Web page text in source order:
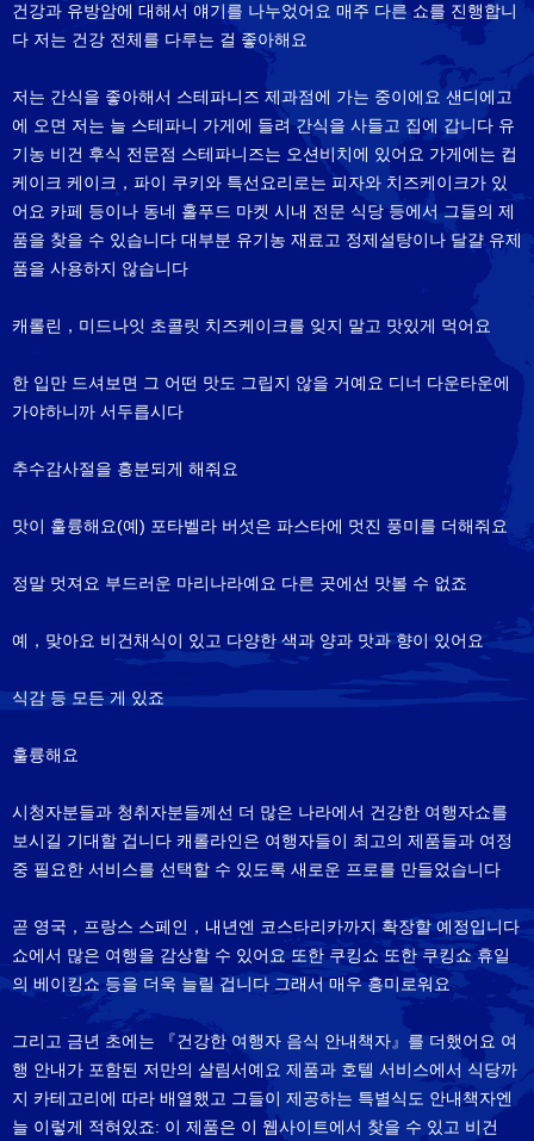
건강과 유방암에 대해서 얘기를 나누었어요 매주 다른 쇼를 진행합니
다 저는 건강 전체를 다루는 걸 좋아해요
저는 간식을 좋아해서 스테파니즈 제과점에 가는 중이에요 샌디에고
에 오면 저는 늘 스테파니 가게에 들려 간식을 사들고 집에 갑니다 유
기농 비건 후식 전문점 스테파니즈는 오션비치에 있어요 가게에는 컵
케이크 케이크，파이 쿠키와 특선요리로는 피자와 치즈케이크가 있
어요 카페 등이나 동네 홀푸드 마켓 시내 전문 식당 등에서 그들의 제
품을 찾을 수 있습니다 대부분 유기농 재료고 정제설탕이나 달걀 유제
품을 사용하지 않습니다
캐롤린，미드나잇 초콜릿 치즈케이크를 잊지 말고 맛있게 먹어요
한 입만 드셔보면 그 어떤 맛도 그립지 않을 거예요 디너 다운타운에
가야하니까 서두릅시다
추수감사절을 흥분되게 해줘요
맛이 훌륭해요(예) 포타벨라 버섯은 파스타에 멋진 풍미를 더해줘요
정말 멋져요 부드러운 마리나라예요 다른 곳에선 맛볼 수 없죠
예，맞아요 비건채식이 있고 다양한 색과 양과 맛과 향이 있어요
식감 등 모든 게 있죠
훌륭해요
시청자분들과 청취자분들께선 더 많은 나라에서 건강한 여행자쇼를
보시길 기대할 겁니다 캐롤라인은 여행자들이 최고의 제품들과 여정
중 필요한 서비스를 선택할 수 있도록 새로운 프로를 만들었습니다
곧 영국，프랑스 스페인，내년엔 코스타리카까지 확장할 예정입니다
쇼에서 많은 여행을 감상할 수 있어요 또한 쿠킹쇼 또한 쿠킹쇼 휴일
의 베이킹쇼 등을 더욱 늘릴 겁니다 그래서 매우 흥미로워요
그리고 금년 초에는 『건강한 여행자 음식 안내책자』를 더했어요 여
행 안내가 포함된 저만의 살림서예요 제품과 호텔 서비스에서 식당까
지 카테고리에 따라 배열했고 그들이 제공하는 특별식도 안내책자엔
늘 이렇게 적혀있죠: 이 제품은 이 웹사이트에서 찾을 수 있고 비건